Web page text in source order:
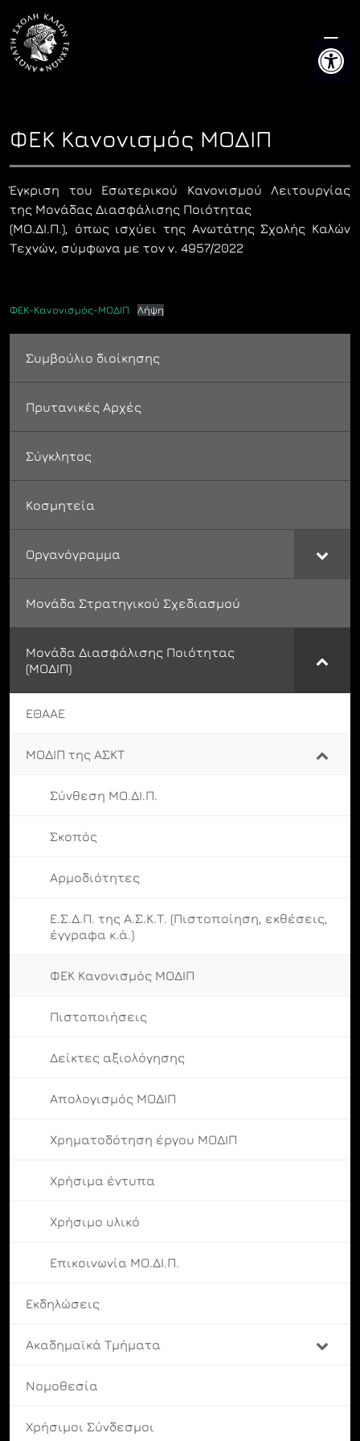
content
Συμβούλιο διοίκησης
Πρυτανικές Αρχές
Σύγκλητος
Κοσμητεία
Οργανόγραμμα
Μονάδα Στρατηγικού Σχεδιασμού
Μονάδα Διασφάλισης Ποιότητας
(ΜΟΔΙΠ)
ΕΘΑΑΕ
ΜΟΔΙΠ της ΑΣΚΤ
Σύνθεση ΜΟ.ΔΙ.Π.
Σκοπός
Αρμοδιότητες
Ε.Σ.Δ.Π. της Α.Σ.Κ.Τ. (Πιστοποίηση, εκθέσεις,
έγγραφα κ.ά.)
ΦΕΚ Κανονισμός ΜΟΔΙΠ
Πιστοποιήσεις
Δείκτες αξιολόγησης
Απολογισμός ΜΟΔΙΠ
Χρηματοδότηση έργου ΜΟΔΙΠ
Χρήσιμα έντυπα
Χρήσιμο υλικό
Επικοινωνία ΜΟ.ΔΙ.Π.
Εκδηλώσεις
Ακαδημαϊκά Τμήματα
Νομοθεσία
Χρήσιμοι Σύνδεσμοι
ΦΕΚ Κανονισμός ΜΟΔΙΠ
Έγκριση του Εσωτερικού Κανονισμού Λειτουργίας
της Μονάδας Διασφάλισης Ποιότητας
(ΜΟ.ΔΙ.Π.), όπως ισχύει της Ανωτάτης Σχολής Καλών
Τεχνών, σύμφωνα με τον ν. 4957/2022
ΦΕΚ-Κανονισμός-ΜΟΔΙΠ Λήψη